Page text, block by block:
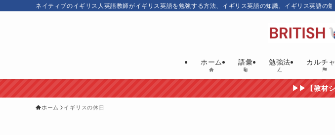
ネイティブのイギリス人英語教師がイギリス英語を勉強する方法、イギリス英語の知識、イギリス英語
ホーム 語彙 勉強法 カルチ
▶▶【教材
ホーム イギリスの休日